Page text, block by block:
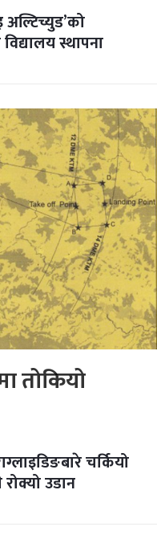
स्थापना
तोकियो
चर्कियो
उडान